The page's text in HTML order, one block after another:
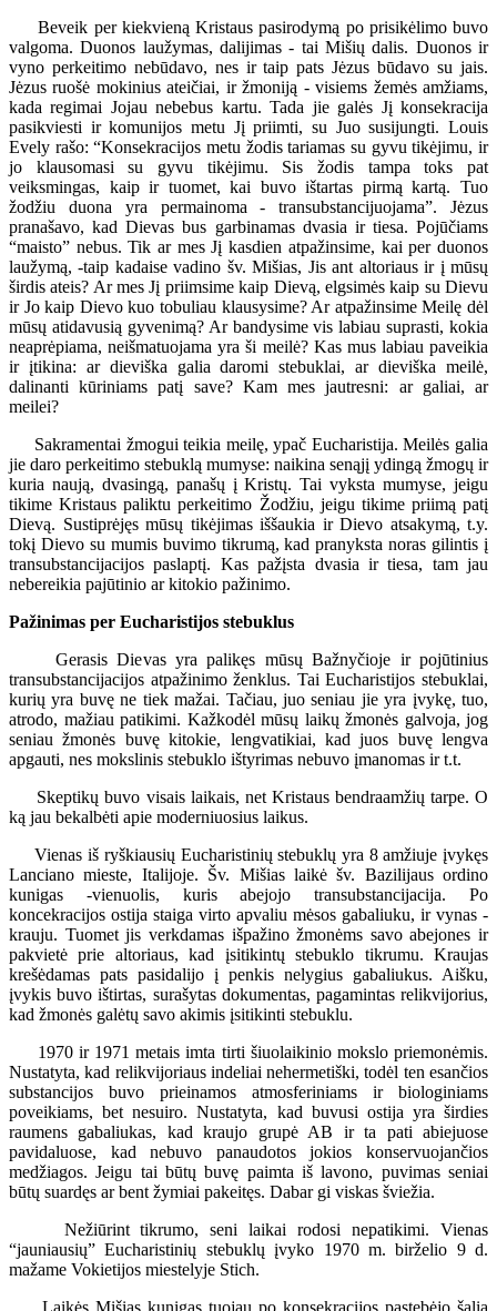
Beveik per kiekvieną Kristaus pasirodymą po prisikėlimo buvo
valgoma. Duonos laužymas, dalijimas - tai Mišių dalis. Duonos ir
vyno perkeitimo nebūdavo, nes ir taip pats Jėzus būdavo su jais.
Jėzus ruošė mokinius ateičiai, ir žmoniją - visiems žemės amžiams,
kada regimai Jojau nebebus kartu. Tada jie galės Jį konsekracija
pasikviesti ir komunijos metu Jį priimti, su Juo susijungti. Louis
Evely rašo: “Konsekracijos metu žodis tariamas su gyvu tikėjimu, ir
jo klausomasi su gyvu tikėjimu. Sis žodis tampa toks pat
veiksmingas, kaip ir tuomet, kai buvo ištartas pirmą kartą. Tuo
žodžiu duona yra permainoma - transubstancijuojama”. Jėzus
pranašavo, kad Dievas bus garbinamas dvasia ir tiesa. Pojūčiams
“maisto” nebus. Tik ar mes Jį kasdien atpažinsime, kai per duonos
laužymą, -taip kadaise vadino šv. Mišias, Jis ant altoriaus ir į mūsų
širdis ateis? Ar mes Jį priimsime kaip Dievą, elgsimės kaip su Dievu
ir Jo kaip Dievo kuo tobuliau klausysime? Ar atpažinsime Meilę dėl
mūsų atidavusią gyvenimą? Ar bandysime vis labiau suprasti, kokia
neaprėpiama, neišmatuojama yra ši meilė? Kas mus labiau paveikia
ir įtikina: ar dieviška galia daromi stebuklai, ar dieviška meilė,
dalinanti kūriniams patį save? Kam mes jautresni: ar galiai, ar
meilei?
Sakramentai žmogui teikia meilę, ypač Eucharistija. Meilės galia
jie daro perkeitimo stebuklą mumyse: naikina senąjį ydingą žmogų ir
kuria naują, dvasingą, panašų į Kristų. Tai vyksta mumyse, jeigu
tikime Kristaus paliktu perkeitimo Žodžiu, jeigu tikime priimą patį
Dievą. Sustiprėjęs mūsų tikėjimas iššaukia ir Dievo atsakymą, t.y.
tokį Dievo su mumis buvimo tikrumą, kad pranyksta noras gilintis į
transubstancijacijos paslaptį. Kas pažįsta dvasia ir tiesa, tam jau
nebereikia pajūtinio ar kitokio pažinimo.
Pažinimas per Eucharistijos stebuklus
Gerasis Dievas yra palikęs mūsų Bažnyčioje ir pojūtinius
transubstancijacijos atpažinimo ženklus. Tai Eucharistijos stebuklai,
kurių yra buvę ne tiek mažai. Tačiau, juo seniau jie yra įvykę, tuo,
atrodo, mažiau patikimi. Kažkodėl mūsų laikų žmonės galvoja, jog
seniau žmonės buvę kitokie, lengvatikiai, kad juos buvę lengva
apgauti, nes mokslinis stebuklo ištyrimas nebuvo įmanomas ir t.t.
Skeptikų buvo visais laikais, net Kristaus bendraamžių tarpe. O
ką jau bekalbėti apie moderniuosius laikus.
Vienas iš ryškiausių Eucharistinių stebuklų yra 8 amžiuje įvykęs
Lanciano mieste, Italijoje. Šv. Mišias laikė šv. Bazilijaus ordino
kunigas -vienuolis, kuris abejojo transubstancijacija. Po
koncekracijos ostija staiga virto apvaliu mėsos gabaliuku, ir vynas -
krauju. Tuomet jis verkdamas išpažino žmonėms savo abejones ir
pakvietė prie altoriaus, kad įsitikintų stebuklo tikrumu. Kraujas
krešėdamas pats pasidalijo į penkis nelygius gabaliukus. Aišku,
įvykis buvo ištirtas, surašytas dokumentas, pagamintas relikvijorius,
kad žmonės galėtų savo akimis įsitikinti stebuklu.
1970 ir 1971 metais imta tirti šiuolaikinio mokslo priemonėmis.
Nustatyta, kad relikvijoriaus indeliai nehermetiški, todėl ten esančios
substancijos buvo prieinamos atmosferiniams ir biologiniams
poveikiams, bet nesuiro. Nustatyta, kad buvusi ostija yra širdies
raumens gabaliukas, kad kraujo grupė AB ir ta pati abiejuose
pavidaluose, kad nebuvo panaudotos jokios konservuojančios
medžiagos. Jeigu tai būtų buvę paimta iš lavono, puvimas seniai
būtų suardęs ar bent žymiai pakeitęs. Dabar gi viskas šviežia.
Nežiūrint tikrumo, seni laikai rodosi nepatikimi. Vienas
“jauniausių” Eucharistinių stebuklų įvyko 1970 m. birželio 9 d.
mažame Vokietijos miestelyje Stich.
Laikės Mišias kunigas tuojau po konsekracijos pastebėjo šalia